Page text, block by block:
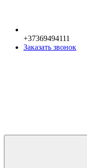
+37369494111
Заказать звонок